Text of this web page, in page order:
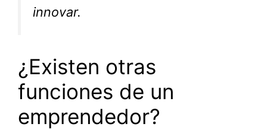
innovar.
¿Existen otras
funciones de un
emprendedor?